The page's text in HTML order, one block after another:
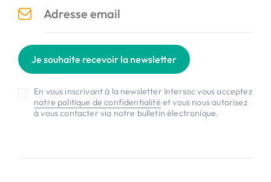
Je souhaite recevoir la newsletter
En vous inscrivant à la newsletter Intersoc vous acceptez
notre politique de confidentialité et vous nous autorisez
à vous contacter via notre bulletin électronique.